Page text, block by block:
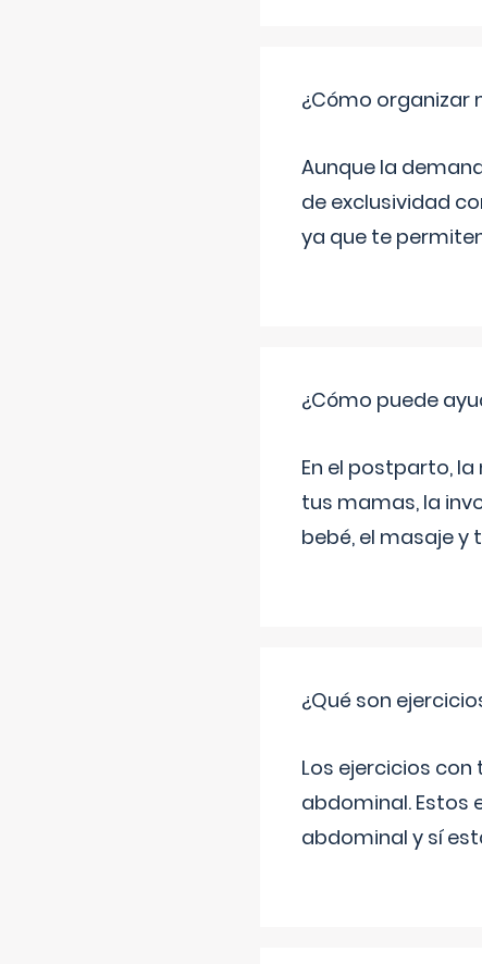
¿Cómo organizar
Aunque la
de exclusividad
ya que te
¿Cómo puede
En el postparto,
tus mamas, la
bebé, el masaje y
¿Qué son
Los ejercicios
abdominal. Estos
abdominal y sí